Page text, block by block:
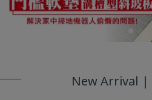
New Arrival |